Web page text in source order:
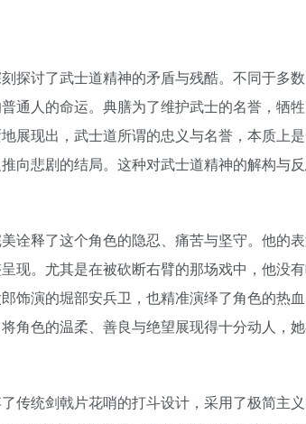
探讨了武士道精神的矛盾与残酷。不同于多
通人的命运。典膳为了维护武士的名誉，牺
展现出，武士道所谓的忠义与名誉，本质上
向悲剧的结局。这种对武士道精神的解构与
诠释了这个角色的隐忍、痛苦与坚守。他的
现。尤其是在被砍断右臂的那场戏中，他没
饰演的堀部安兵卫，也精准演绎了角色的热
角色的温柔、善良与绝望展现得十分动人，
传统剑戟片花哨的打斗设计，采用了极简主